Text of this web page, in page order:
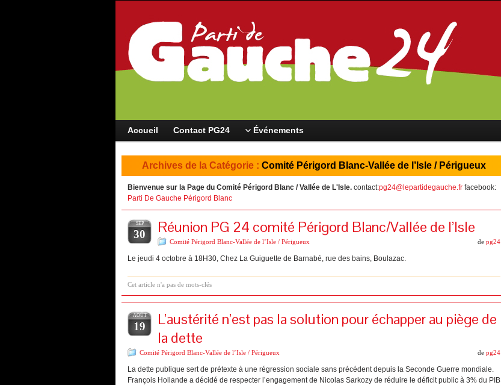
Accueil Contact PG24 Événements
Archives de la Catégorie : Comité Périgord Blanc-Vallée de l’Isle / Périgueux
Bienvenue sur la Page du Comité Périgord Blanc / Vallée de L'Isle. contact:pg24@lepartidegauche.fr facebook:
Parti De Gauche Périgord Blanc
SEP
30 Réunion PG 24 comité Périgord Blanc/Vallée de l’Isle
Comité Périgord Blanc-Vallée de l’Isle / Périgueux de pg24
Le jeudi 4 octobre à 18H30, Chez La Guiguette de Barnabé, rue des bains, Boulazac.
Cet article n'a pas de mots-clés
AOÛT
19
L’austérité n’est pas la solution pour échapper au piège de
la dette
Comité Périgord Blanc-Vallée de l’Isle / Périgueux de pg24
La dette publique sert de prétexte à une régression sociale sans précédent depuis la Seconde Guerre mondiale.
François Hollande a décidé de respecter l’engagement de Nicolas Sarkozy de réduire le déficit public à 3% du PIB